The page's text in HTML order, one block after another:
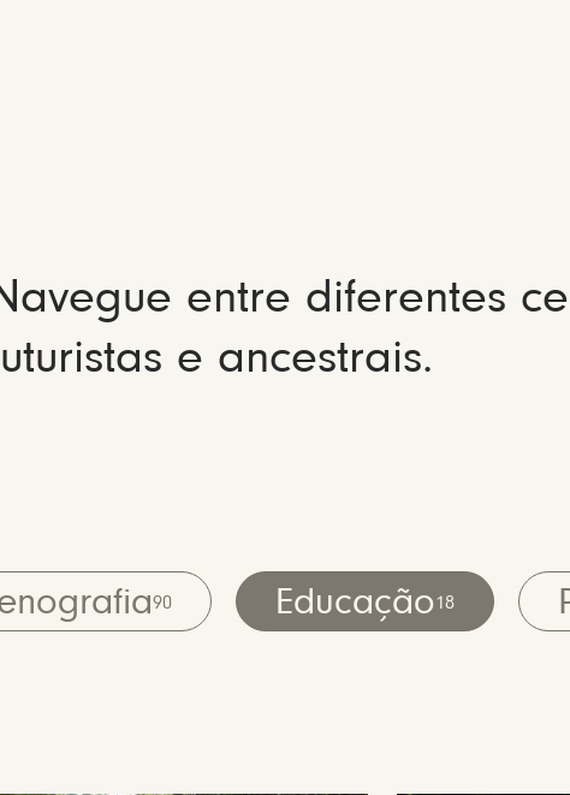
entre diferentes
e ancestrais.
90 Educação18